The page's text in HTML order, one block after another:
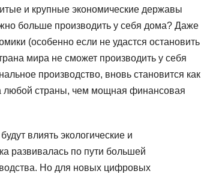
и крупные экономические державы
больше производить у себя дома? Даже
(особенно если не удастся остановить
мира не сможет производить у себя
производство, вновь становится как
страны, чем мощная финансовая
влиять экологические и
развивалась по пути большей
Но для новых цифровых